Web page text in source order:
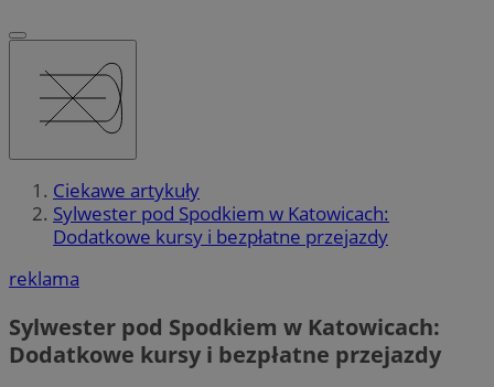
Ciekawe artykuły
Sylwester pod Spodkiem w Katowicach:
Dodatkowe kursy i bezpłatne przejazdy
reklama
Sylwester pod Spodkiem w Katowicach:
Dodatkowe kursy i bezpłatne przejazdy